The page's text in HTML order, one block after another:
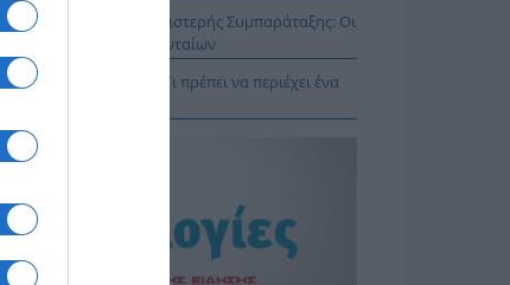
της Ελληνικής Αριστερής Συμπαράταξης: Οι
τελευταίοι των τελευταίων
Ερυθρός Σταυρός: Τι πρέπει να περιέχει ένα